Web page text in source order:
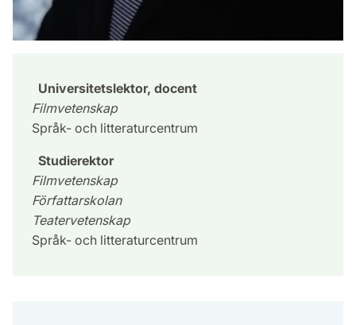
Universitetslektor, docent
Filmvetenskap
Språk- och litteraturcentrum
Studierektor
Filmvetenskap
Författarskolan
Teatervetenskap
Språk- och litteraturcentrum